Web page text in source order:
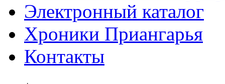
Электронный каталог
Хроники Приангарья
Контакты